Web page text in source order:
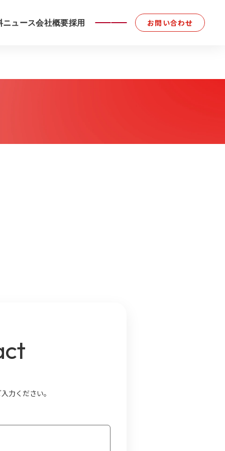
ニュース会社概要採用 お問い合わせ
力ください。